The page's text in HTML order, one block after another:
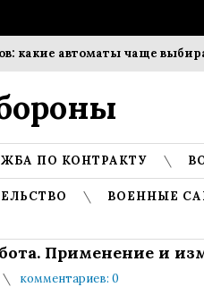
какие автоматы чаще
ПО КОНТРАКТУ
ВОЕННЫЕ
Применение и
комментариев: 0